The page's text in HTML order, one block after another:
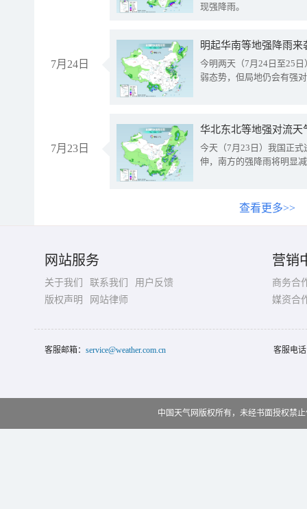
现强降雨。
7月24日
明起华南等地强降雨
今明两天（7月24日至25
弱态势，但局地仍会有强
7月23日
华北东北等地强对流天
今天（7月23日）我国正
伸，南方的强降雨将明显
查看更多>>
网站服务
关于我们 联系我们
用户反馈
版权声明
网站律师
营销
商务合
媒资合
客服邮箱： service@weather.com.cn 客服电
中国天气网版权所有，未经书面授权